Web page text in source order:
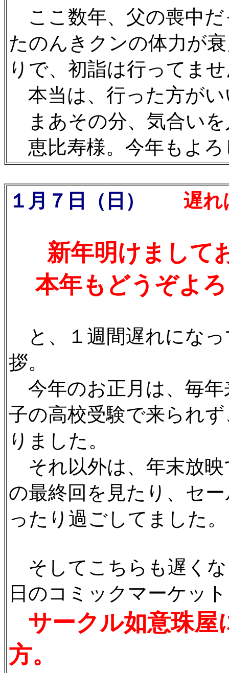
ここ数年、父の喪中
たのんきクンの体力が
りで、初詣は行ってま
本当は、行った方が
まあその分、気合い
恵比寿様。今年もよろ
１月７日（日） 遅れ
新年明けまして
本年もどうぞよ
と、１週間遅れにな
拶。
今年のお正月は、毎年
子の高校受験で来られ
りました。
それ以外は、年末放
の最終回を見たり、セ
ったり過ごしてました。
そしてこちらも遅く
日のコミックマーケッ
サークル如意珠屋
方。